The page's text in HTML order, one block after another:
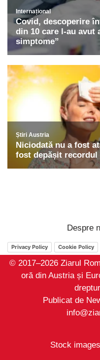
Despre
Privacy Policy Cookie Policy
© 2017–2026 Ziarul
oră din Austria și
Publicat de
Stock